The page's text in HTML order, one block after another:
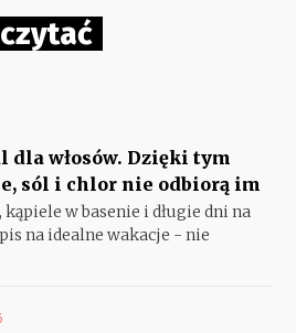
dla włosów. Dzięki tym
sól i chlor nie odbiorą im
w basenie i długie dni na
na idealne wakacje - nie